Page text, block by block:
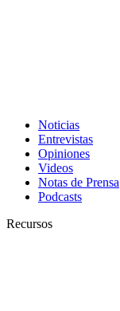
Noticias
Entrevistas
Opiniones
Videos
Notas de Prensa
Podcasts
Recursos